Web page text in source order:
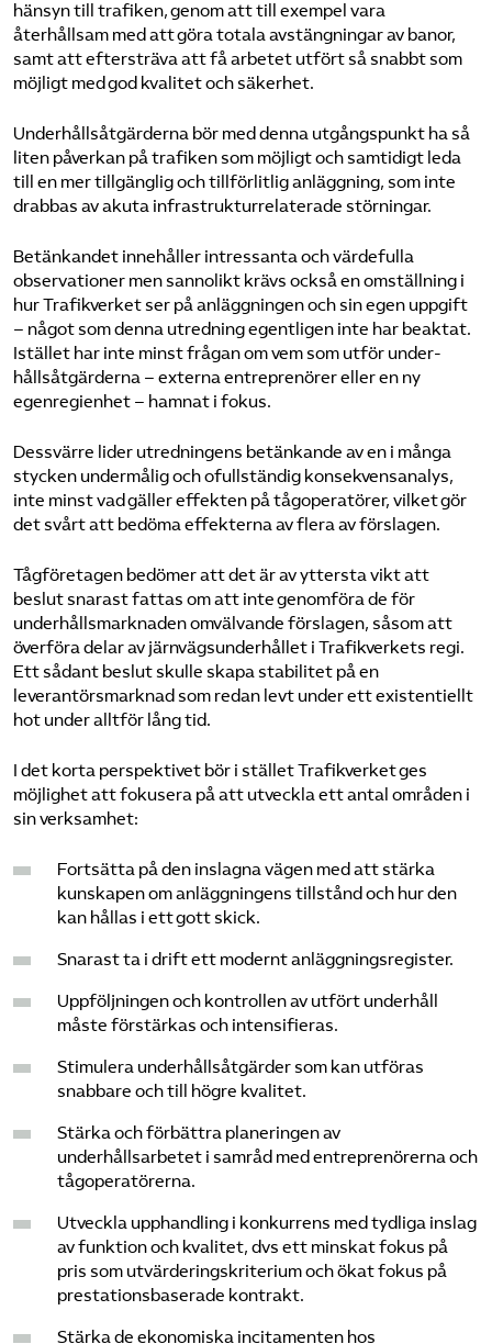
Sök på tagforetagen.se
hänsyn till trafiken, genom att till exempel vara
återhållsam med att göra totala avstängningar av banor,
samt att eftersträva att få arbetet utfört så snabbt som
möjligt med god kvalitet och säkerhet.
Underhållsåtgärderna bör med denna utgångspunkt ha så
liten påverkan på trafiken som möjligt och samtidigt leda
till en mer tillgänglig och tillförlitlig anläggning, som inte
drabbas av akuta infrastrukturrelaterade störningar.
Betänkandet innehåller intressanta och värdefulla
observationer men sannolikt krävs också en omställning i
hur Trafikverket ser på anläggningen och sin egen uppgift
– något som denna utredning egentligen inte har beaktat.
Istället har inte minst frågan om vem som utför under-
hållsåtgärderna – externa entreprenörer eller en ny
egenregienhet – hamnat i fokus.
Dessvärre lider utredningens betänkande av en i många
stycken undermålig och ofullständig konsekvensanalys,
inte minst vad gäller effekten på tågoperatörer, vilket gör
det svårt att bedöma effekterna av flera av förslagen.
Tågföretagen bedömer att det är av yttersta vikt att
beslut snarast fattas om att inte genomföra de för
underhållsmarknaden omvälvande förslagen, såsom att
överföra delar av järnvägsunderhållet i Trafikverkets regi.
Ett sådant beslut skulle skapa stabilitet på en
leverantörsmarknad som redan levt under ett existentiellt
hot under alltför lång tid.
I det korta perspektivet bör i stället Trafikverket ges
möjlighet att fokusera på att utveckla ett antal områden i
sin verksamhet:
Fortsätta på den inslagna vägen med att stärka
kunskapen om anläggningens tillstånd och hur den
kan hållas i ett gott skick.
Snarast ta i drift ett modernt anläggningsregister.
Uppföljningen och kontrollen av utfört underhåll
måste förstärkas och intensifieras.
Stimulera underhållsåtgärder som kan utföras
snabbare och till högre kvalitet.
Stärka och förbättra planeringen av
underhållsarbetet i samråd med entreprenörerna och
tågoperatörerna.
Utveckla upphandling i konkurrens med tydliga inslag
av funktion och kvalitet, dvs ett minskat fokus på
pris som utvärderingskriterium och ökat fokus på
prestationsbaserade kontrakt.
Stärka de ekonomiska incitamenten hos